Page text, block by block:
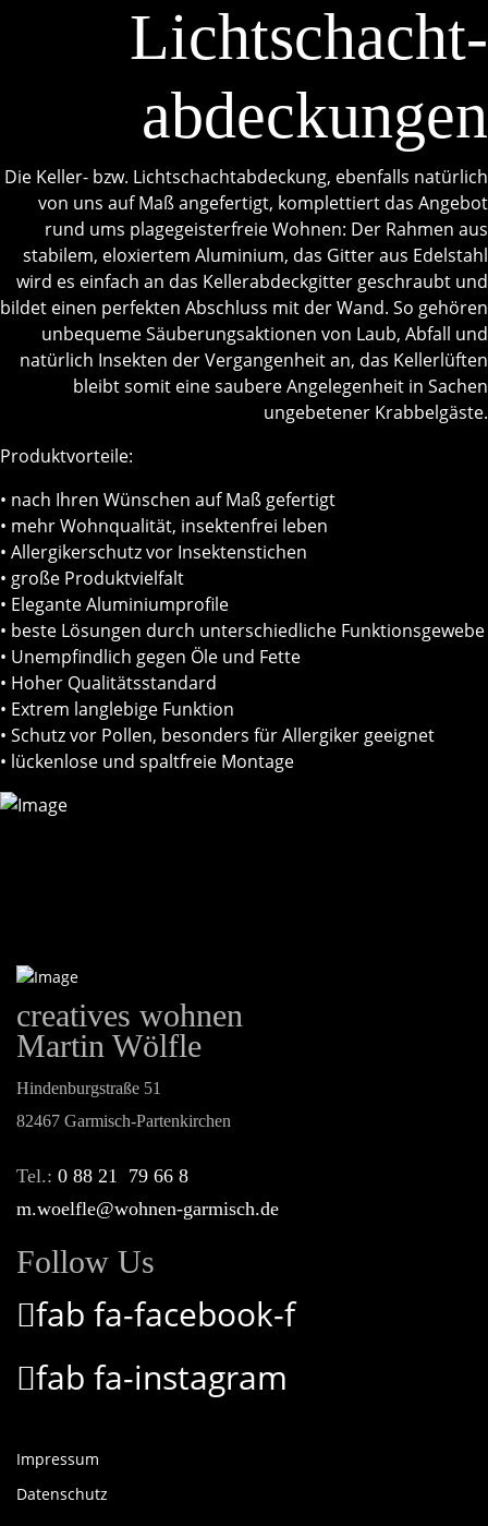
Lichtschacht-
abdeckungen
Die Keller- bzw. Lichtschachtabdeckung, ebenfalls natürlich
von uns auf Maß angefertigt, komplettiert das Angebot
rund ums plagegeisterfreie Wohnen: Der Rahmen aus
stabilem, eloxiertem Aluminium, das Gitter aus Edelstahl
wird es einfach an das Kellerabdeckgitter geschraubt und
bildet einen perfekten Abschluss mit der Wand. So gehören
unbequeme Säuberungsaktionen von Laub, Abfall und
natürlich Insekten der Vergangenheit an, das Kellerlüften
bleibt somit eine saubere Angelegenheit in Sachen
ungebetener Krabbelgäste.
Produktvorteile:
• nach Ihren Wünschen auf Maß gefertigt
• mehr Wohnqualität, insektenfrei leben
• Allergikerschutz vor Insektenstichen
• große Produktvielfalt
• Elegante Aluminiumprofile
• beste Lösungen durch unterschiedliche Funktionsgewebe
• Unempfindlich gegen Öle und Fette
• Hoher Qualitätsstandard
• Extrem langlebige Funktion
• Schutz vor Pollen, besonders für Allergiker geeignet
• lückenlose und spaltfreie Montage
creatives wohnen
Martin Wölfle
Hindenburgstraße 51
82467 Garmisch-Partenkirchen
Tel.: 0 88 21 79 66 8
m.woelfle@wohnen-garmisch.de
Follow Us
fab fa-facebook-f
fab fa-instagram
Impressum
Datenschutz